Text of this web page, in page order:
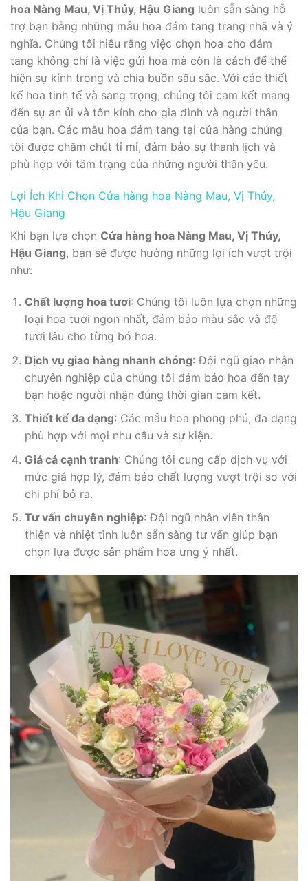
hoa Nàng Mau, Vị Thủy, Hậu Giang luôn sẵn sàng hỗ
trợ bạn bằng những mẫu hoa đám tang trang nhã và ý
nghĩa. Chúng tôi hiểu rằng việc chọn hoa cho đám
tang không chỉ là việc gửi hoa mà còn là cách để thể
hiện sự kính trọng và chia buồn sâu sắc. Với các thiết
kế hoa tinh tế và sang trọng, chúng tôi cam kết mang
đến sự an ủi và tôn kính cho gia đình và người thân
của bạn. Các mẫu hoa đám tang tại cửa hàng chúng
tôi được chăm chút tỉ mỉ, đảm bảo sự thanh lịch và
phù hợp với tâm trạng của những người thân yêu.
Lợi Ích Khi Chọn Cửa hàng hoa Nàng Mau, Vị Thủy,
Hậu Giang
Khi bạn lựa chọn Cửa hàng hoa Nàng Mau, Vị Thủy,
Hậu Giang, bạn sẽ được hưởng những lợi ích vượt trội
như:
Chất lượng hoa tươi: Chúng tôi luôn lựa chọn những
loại hoa tươi ngon nhất, đảm bảo màu sắc và độ
tươi lâu cho từng bó hoa.
Dịch vụ giao hàng nhanh chóng: Đội ngũ giao nhận
chuyên nghiệp của chúng tôi đảm bảo hoa đến tay
bạn hoặc người nhận đúng thời gian cam kết.
Thiết kế đa dạng: Các mẫu hoa phong phú, đa dạng
phù hợp với mọi nhu cầu và sự kiện.
Giá cả cạnh tranh: Chúng tôi cung cấp dịch vụ với
mức giá hợp lý, đảm bảo chất lượng vượt trội so với
chi phí bỏ ra.
Tư vấn chuyên nghiệp: Đội ngũ nhân viên thân
thiện và nhiệt tình luôn sẵn sàng tư vấn giúp bạn
chọn lựa được sản phẩm hoa ưng ý nhất.